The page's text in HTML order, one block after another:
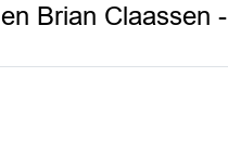
Brian Claassen -